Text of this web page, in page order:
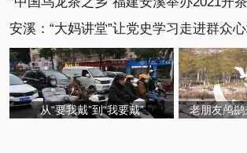
安溪：“大妈讲堂”让党史学习走进群众
从“要我戴”到“我要戴” 老朋友鸬